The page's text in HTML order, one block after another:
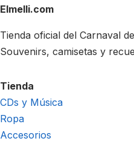
Elmelli.com
Tienda oficial del Carnaval
Souvenirs, camisetas y
Tienda
CDs y Música
Ropa
Accesorios